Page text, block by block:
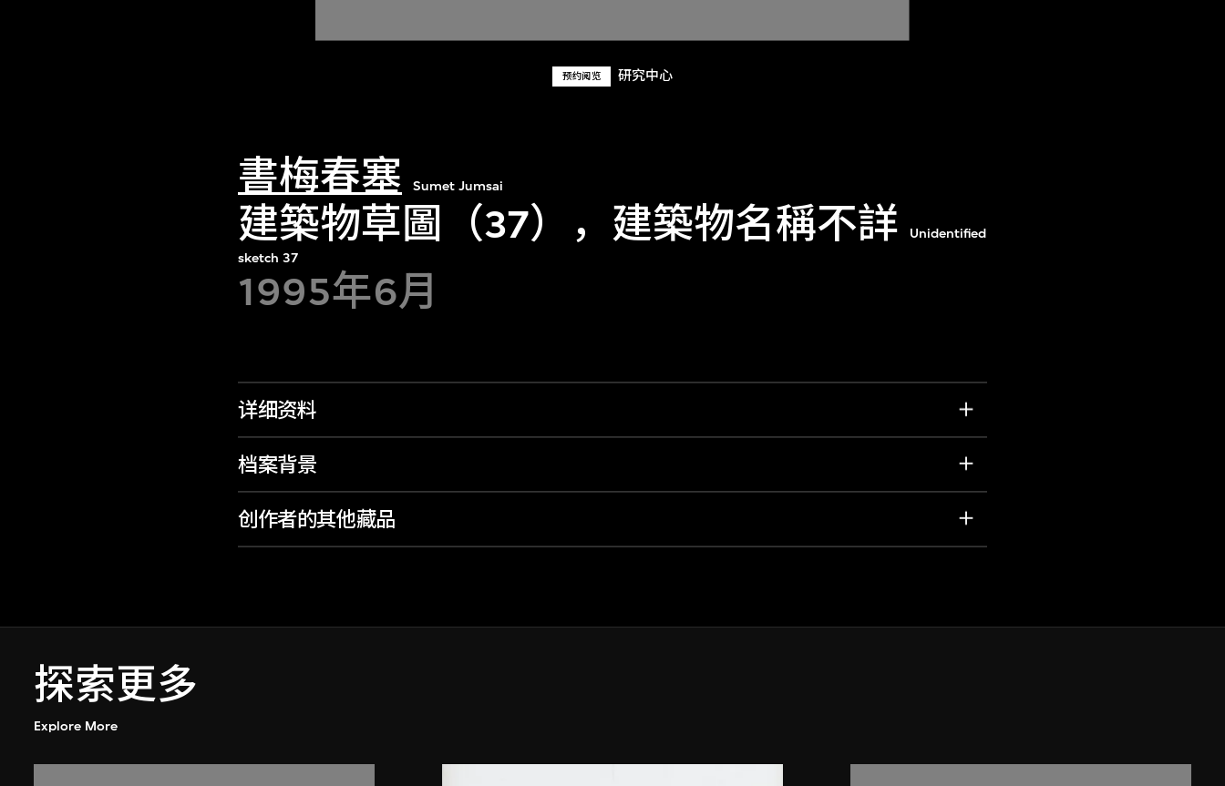
预约阅览 研究中心
書梅春塞 Sumet Jumsai
建築物草圖（37），建築物名稱不詳
Unidentified
sketch 37
1995年6月
详细资料
档案背景
创作者的其他藏品
探索更多
Explore More